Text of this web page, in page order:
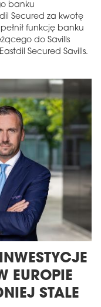
banku
Secured za kwotę
funkcję banku
do Savills
Secured Savills.
INWESTYCJE
EUROPIE
STALE